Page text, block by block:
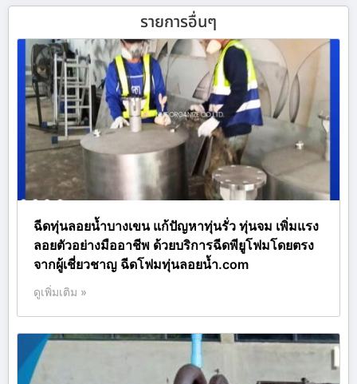
รายการอื่นๆ
ฉีดทุ่นลอยน้ำบางเขน แก้ปัญหาทุ่นรั่ว ทุ่นจม เพิ่มแรง
ลอยตัวอย่างมืออาชีพ ด้วยบริการฉีดพียูโฟมโดยตรง
จากผู้เชี่ยวชาญ ฉีดโฟมทุ่นลอยน้ำ.com
ดูเพิ่มเติม »